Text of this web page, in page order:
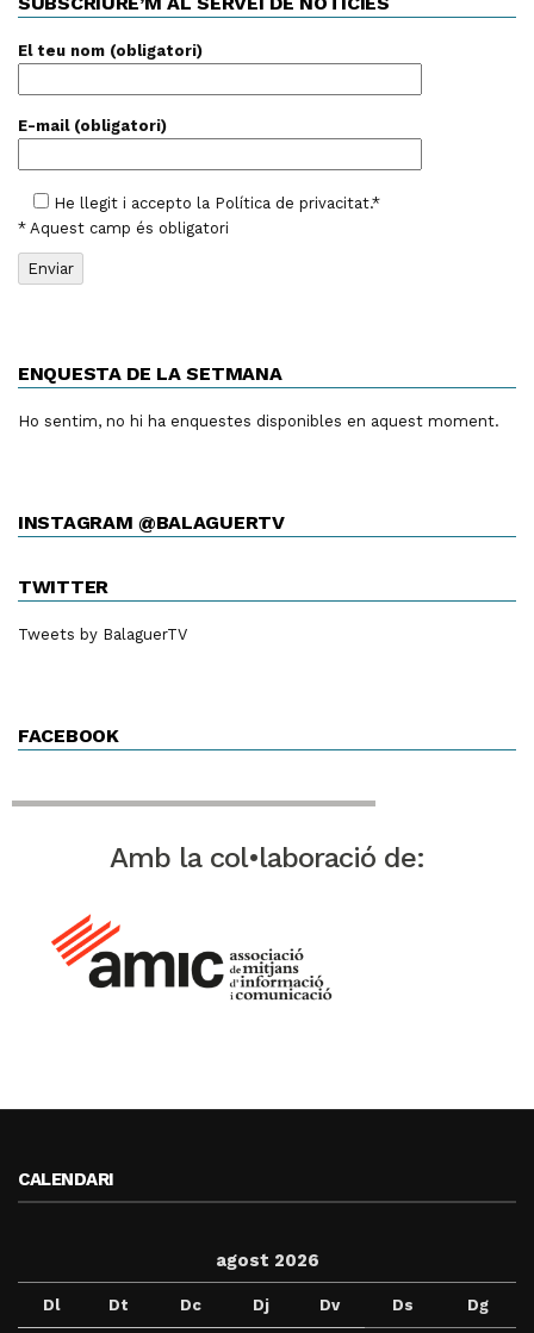
El teu nom (obligatori)
E-mail (obligatori)
He llegit i accepto la Política de privacitat.*
* Aquest camp és obligatori
ENQUESTA DE LA SETMANA
Ho sentim, no hi ha enquestes disponibles en aquest moment.
INSTAGRAM @BALAGUERTV
TWITTER
Tweets by BalaguerTV
FACEBOOK
Amb la col•laboració de:
CALENDARI
agost 2026
Dl Dt Dc Dj Dv Ds Dg